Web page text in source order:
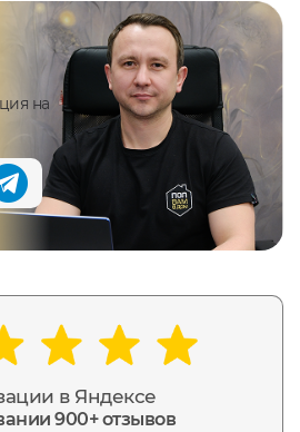
в Яндексе
900+ отзывов
на